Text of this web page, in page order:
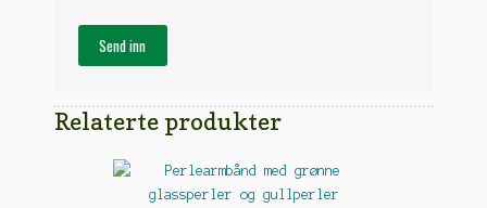
Relaterte produkter